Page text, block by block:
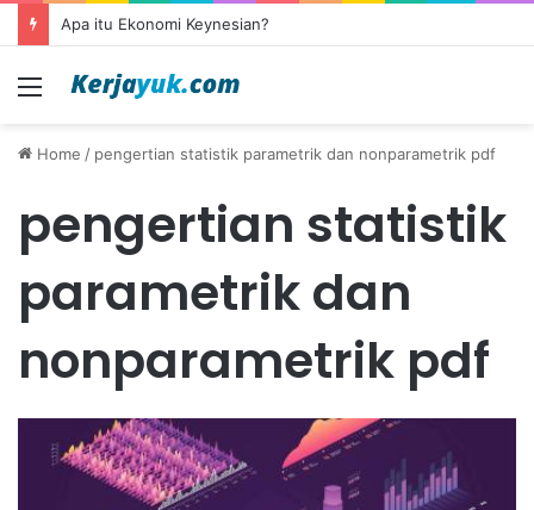
Apa itu Ekonomi Keynesian?
Menu
Home / pengertian statistik parametrik dan nonparametrik pdf
pengertian statistik
parametrik dan
nonparametrik pdf